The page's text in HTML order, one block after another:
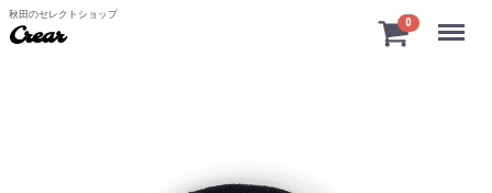
秋田のセレクトショップ
Crear
0 Menu